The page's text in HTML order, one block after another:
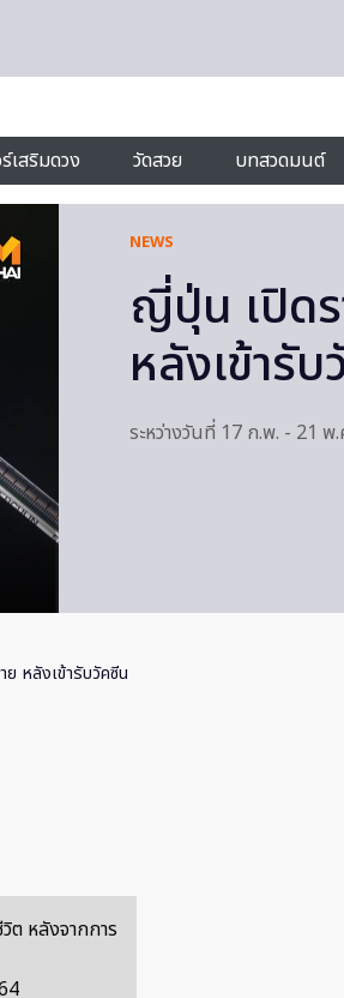
เสริมดวง วัดสวย บทสวดมนต์
NEWS
ญี่ปุ่น เปิด
หลังเข้ารั
ระหว่างวันที่ 17 ก.พ. - 21 พ
หลังเข้ารับวัคซีน
ต หลังจากการ